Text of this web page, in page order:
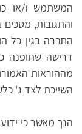
המשתמש ו/או
והתגובות,
החברה בגין כל
דרישה שתופנה
מההוראות
השייכת לצד ג'
הנך מאשר כי